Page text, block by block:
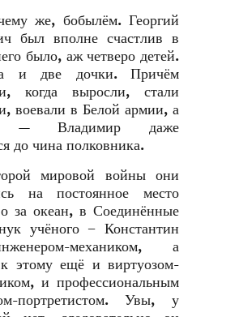
же, бобылём. Георгий
был вполне счастлив в
было, аж четверо детей.
и две дочки. Причём
когда выросли, стали
воевали в Белой армии, а
— Владимир даже
до чина полковника.
мировой войны они
на постоянное место
за океан, в Соединённые
учёного − Константин
механиком, а
к этому ещё и виртуозом-
и профессиональным
портретистом. Увы, у